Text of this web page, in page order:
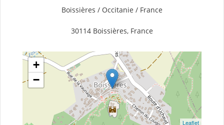
Boissières / Occitanie / France
30114 Boissières, France
+
−
Leaflet